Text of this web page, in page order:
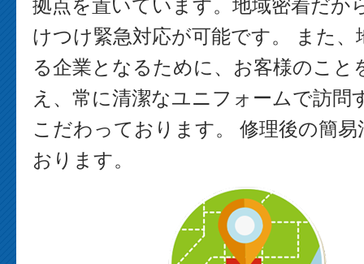
けつけ緊急対応が可能です。 また、
る企業となるために、お客様のこと
え、常に清潔なユニフォームで訪問
こだわっております。 修理後の簡
おります。